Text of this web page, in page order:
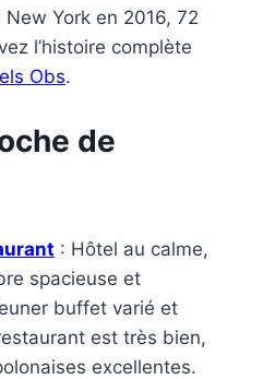
York en 2016, 72
l’histoire complète
Obs.
de
: Hôtel au calme,
spacieuse et
buffet varié et
est très bien,
excellentes.